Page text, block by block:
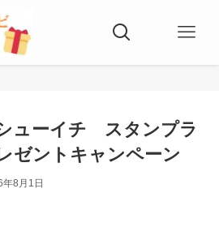
ューイチ スタンプラ
ゼントキャンペーン
8月1日